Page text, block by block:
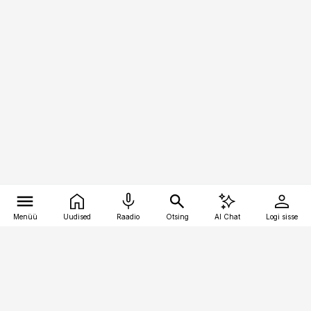
Menüü Uudised Raadio Otsing AI Chat Logi sisse